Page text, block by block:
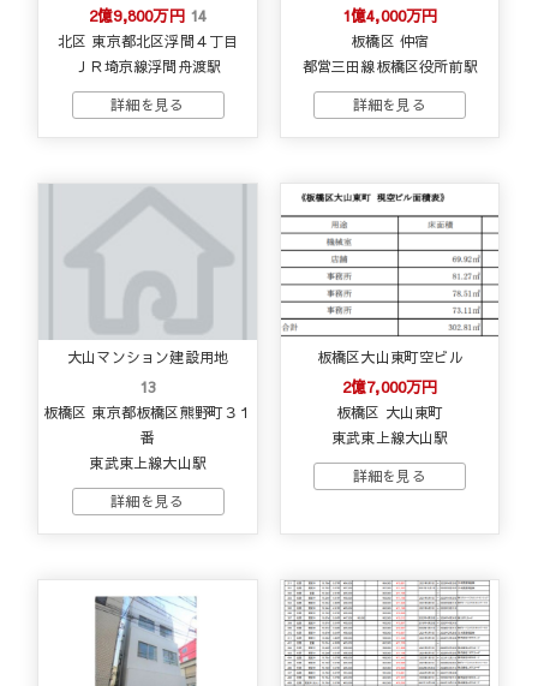
2億9,800万円 14
北区 東京都北区浮間４丁目
ＪＲ埼京線浮間舟渡駅
1億4,000万円
板橋区 仲宿
都営三田線板橋区役所前駅
大山マンション建設用地
13
板橋区 東京都板橋区熊野町３１
番
東武東上線大山駅
板橋区大山東町空ビル
2億7,000万円
板橋区 大山東町
東武東上線大山駅